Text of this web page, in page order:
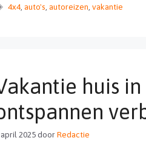
Tags
4x4, auto's autoreizen vakantie
huis
2025doorRedactie